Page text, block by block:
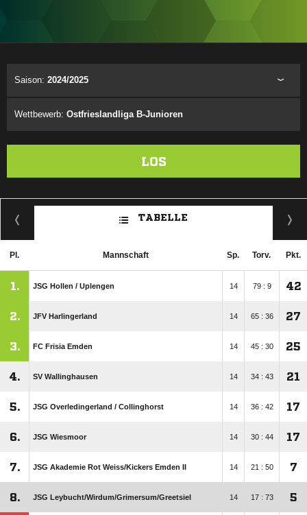
Saison: 2024/2025
Wettbewerb: Ostfrieslandliga B-Junioren
LOS
TABELLE
Pl. Mannschaft Sp. Torv. Pkt.
1. JSG Hollen /​ Uplengen 14 79 : 9 42
2. JFV Harlingerland 14 65 : 36 27
3. FC Frisia Emden 14 45 : 30 25
4. SV Wallinghausen 14 34 : 43 21
5. JSG Overledingerland /​ Collinghorst 14 36 : 42 17
6. JSG Wiesmoor 14 30 : 44 17
7. JSG Akademie Rot Weiss/​Kickers Emden II 14 21 : 50 7
8. JSG Leybucht/​Wirdum/​Grimersum/​Greetsiel 14 17 : 73 5